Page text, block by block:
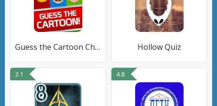
Guess the Cartoon Character Hollow Quiz
3.1 4.8